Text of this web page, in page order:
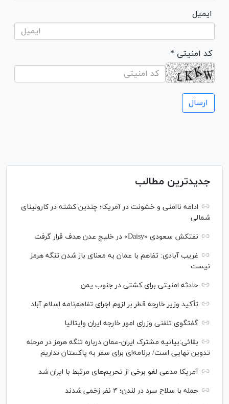
ایمیل
* کد امنیتی
جدیدترین مطالب
ادامه ناامنی و خشونت در آمریکا؛ چندین کشته در کارولینای
شمالی
نفتکش سعودی «Daisy» در خلیج عدن هدف قرار گرفت
غریب آبادی: تفاهم با عمان به معنای باز شدن تنگه هرمز
نیست
حادثه امنیتی برای کشتی در جنوب یمن
تأکید وزیر خارجه قطر بر لزوم اجرای تفاهم‌نامه اسلام آباد
گفتگوی تلفنی وزرای امور خارجه ایران وایتالیا
بقائی:بیانیه مشترک ایران-عمان درباره تنگه هرمز در مرحله
تدوین نهایی است/ برنامه‌ای برای سفر به پاکستان نداریم
آمریکا مدعی لغو برخی از تحریم‌های مرتبط با ایران شد
حمله با سلاح سرد در لندن؛ ۴ نفر زخمی شدند